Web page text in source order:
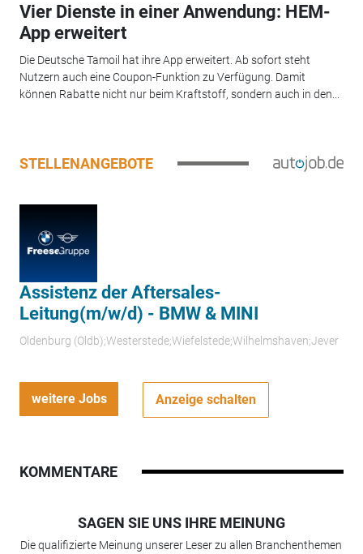
Vier Dienste in einer Anwendung: HEM-
App erweitert
Die Deutsche Tamoil hat ihre App erweitert. Ab sofort steht
Nutzern auch eine Coupon-Funktion zu Verfügung. Damit
können Rabatte nicht nur beim Kraftstoff, sondern auch in den...
STELLENANGEBOTE
Assistenz der Aftersales-
Leitung(m/w/d) - BMW & MINI
Oldenburg (Oldb);Westerstede;Wiefelstede;Wilhelmshaven;Jever
weitere Jobs Anzeige schalten
KOMMENTARE
SAGEN SIE UNS IHRE MEINUNG
Die qualifizierte Meinung unserer Leser zu allen Branchenthemen